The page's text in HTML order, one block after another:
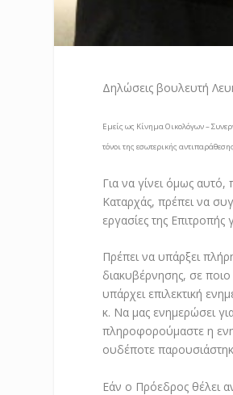
Δηλώσεις βουλευτή
Εμείς ως Κίνημα Οικολόγων –
τόνοι της εσωτερικής
Για να γίνει όμως
Καταρχάς, πρέπει να
εργασίες της
Πρέπει να υπάρξει
διακυβέρνησης, σε ποιο
υπάρχει επιλεκτική
κ. Να μας ενημερώσει
πληροφορούμαστε η
ουδέποτε
Εάν ο Πρόεδρος θέλει